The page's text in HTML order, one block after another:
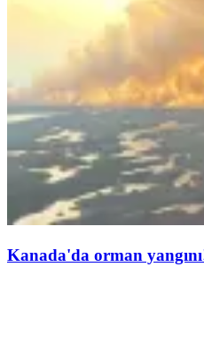
Kanada'da orman